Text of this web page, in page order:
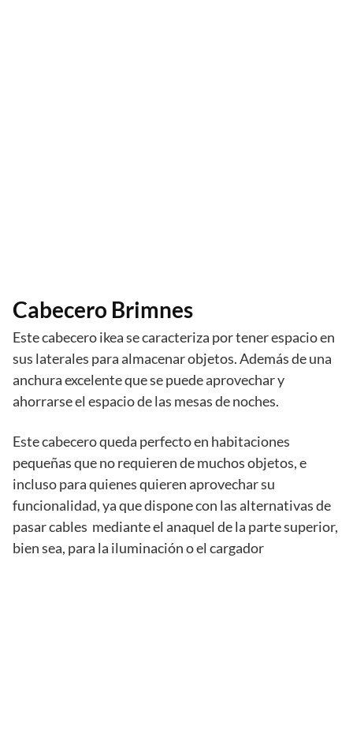
Cabecero Brimnes
Este cabecero ikea se caracteriza por tener espacio en
sus laterales para almacenar objetos. Además de una
anchura excelente que se puede aprovechar y
ahorrarse el espacio de las mesas de noches.
Este cabecero queda perfecto en habitaciones
pequeñas que no requieren de muchos objetos, e
incluso para quienes quieren aprovechar su
funcionalidad, ya que dispone con las alternativas de
pasar cables mediante el anaquel de la parte superior,
bien sea, para la iluminación o el cargador